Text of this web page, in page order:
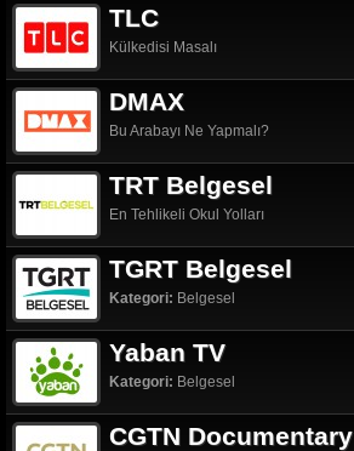
TLC
Külkedisi Masalı
DMAX
Bu Arabayı Ne Yapmalı?
TRT Belgesel
En Tehlikeli Okul Yolları
TGRT Belgesel
Kategori: Belgesel
Yaban TV
Kategori: Belgesel
CGTN Documentary